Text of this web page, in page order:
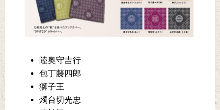
陸奥守吉行
包丁藤四郎
獅子王
燭台切光忠